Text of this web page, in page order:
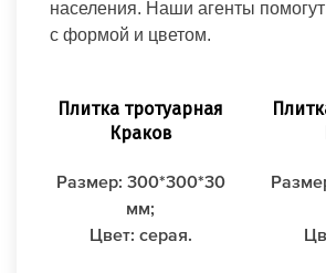
населения. Наши агенты
с формой и цветом.
Плитка тротуарная
Краков
Размер: 300*300*30
мм;
Цвет: серая.